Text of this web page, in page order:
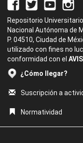
Repositorio
Nacional Autónoma de
P. 04510, Ciudad de
utilizado con fines no
conformidad con el
¿Cómo llegar?
Suscripción a
Normatividad